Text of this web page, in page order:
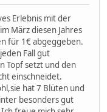
Erlebnis mit der
März diesen Jahres
für 1€ abgeggeben.
Fall gut
Topf setzt und den
einschneidet.
hat 7 Blüten und
besonders gut